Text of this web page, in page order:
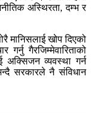
अस्थिरता, दम्भ र
मानिसलाई खोप दिएको
गर्नु गैरजिम्मेवारिताको
व्यवस्था गर्न
सरकारले नै संविधान